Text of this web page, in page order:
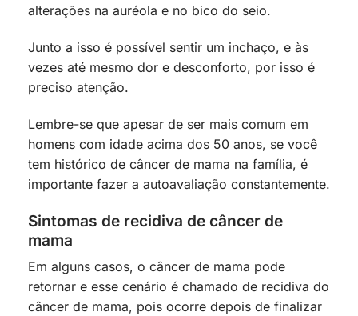
alterações na auréola e no bico do seio.
Junto a isso é possível sentir um inchaço, e às
vezes até mesmo dor e desconforto, por isso é
preciso atenção.
Lembre-se que apesar de ser mais comum em
homens com idade acima dos 50 anos, se você
tem histórico de câncer de mama na família, é
importante fazer a autoavaliação constantemente.
Sintomas de recidiva de câncer de
mama
Em alguns casos, o câncer de mama pode
retornar e esse cenário é chamado de recidiva do
câncer de mama, pois ocorre depois de finalizar